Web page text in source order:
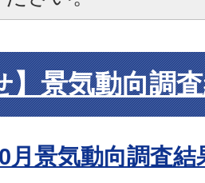
】景気動向調
月景気動向調査結